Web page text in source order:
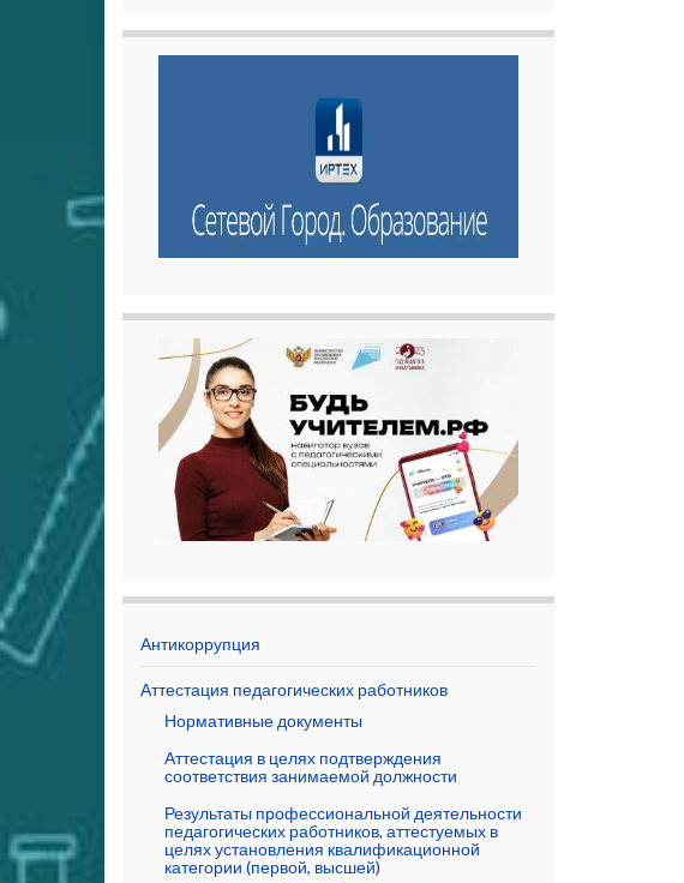
Антикоррупция
Аттестация педагогических работников
Нормативные документы
Аттестация в целях подтверждения
соответствия занимаемой должности
Результаты профессиональной деятельности
педагогических работников, аттестуемых в
целях установления квалификационной
категории (первой, высшей)